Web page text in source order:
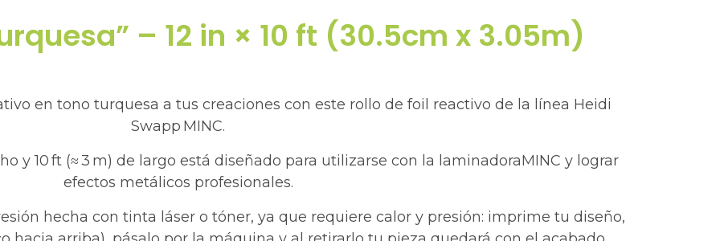
– 12 in × 10 ft (30.5cm x 3.05m)
en tono turquesa a tus creaciones con este rollo de foil reactivo de la línea Heidi
Swapp MINC.
y 10 ft (≈ 3 m) de largo está diseñado para utilizarse con la laminadoraMINC y lograr
efectos metálicos profesionales.
hecha con tinta láser o tóner, ya que requiere calor y presión: imprime tu diseño,